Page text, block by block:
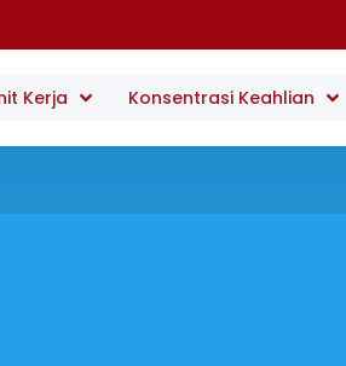
Kerja Konsentrasi Keahlian